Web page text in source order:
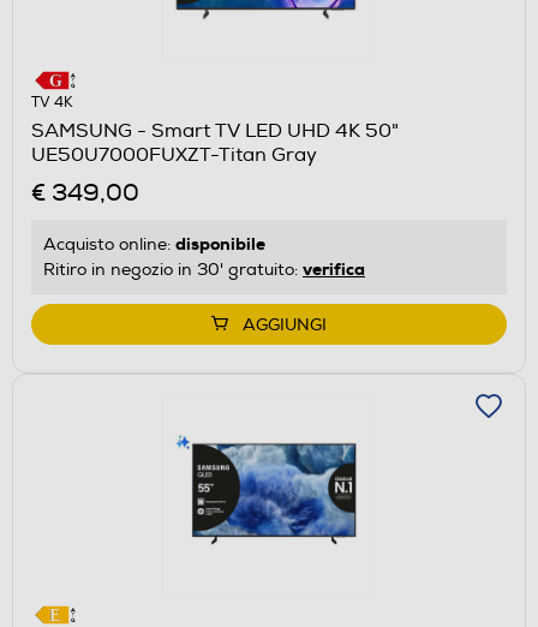
TV 4K
SAMSUNG - Smart TV LED UHD 4K 50"
UE50U7000FUXZT-Titan Gray
€ 349,00
Acquisto online: disponibile
Ritiro in negozio in 30' gratuito: verifica
AGGIUNGI